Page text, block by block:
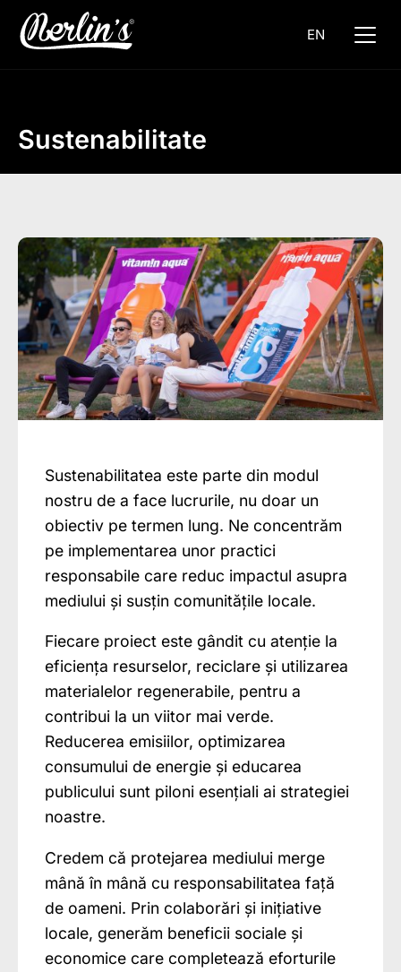
EN
Sustenabilitate
Sustenabilitatea este parte din modul
nostru de a face lucrurile, nu doar un
obiectiv pe termen lung. Ne concentrăm
pe implementarea unor practici
responsabile care reduc impactul asupra
mediului și susțin comunitățile locale.
Fiecare proiect este gândit cu atenție la
eficiența resurselor, reciclare și utilizarea
materialelor regenerabile, pentru a
contribui la un viitor mai verde.
Reducerea emisiilor, optimizarea
consumului de energie și educarea
publicului sunt piloni esențiali ai strategiei
noastre.
Credem că protejarea mediului merge
mână în mână cu responsabilitatea față
de oameni. Prin colaborări și inițiative
locale, generăm beneficii sociale și
economice care completează eforturile